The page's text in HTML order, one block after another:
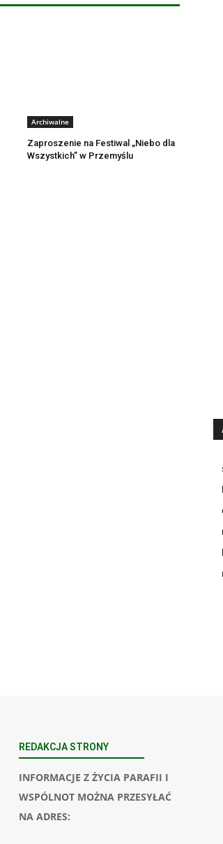
Archiwalne
Zaproszenie na Festiwal „Niebo dla
Wszystkich” w Przemyślu
REDAKCJA STRONY
INFORMACJE Z ŻYCIA PARAFII I
WSPÓLNOT MOŻNA PRZESYŁAĆ
NA ADRES: